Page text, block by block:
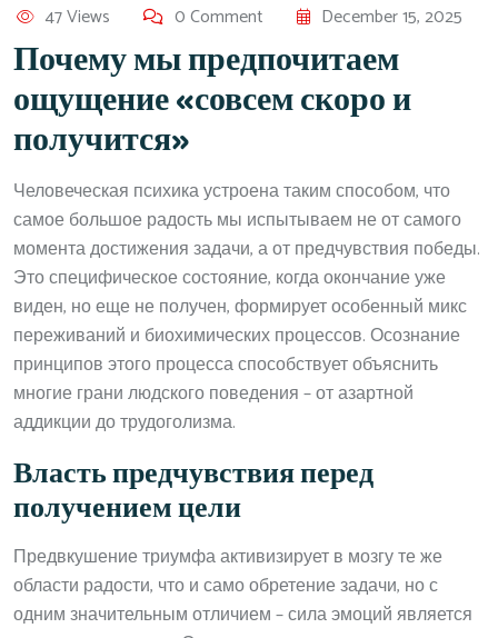
47 Views 0 Comment December 15, 2025
Почему мы предпочитаем
ощущение «совсем скоро и
получится»
Человеческая психика устроена таким способом, что
самое большое радость мы испытываем не от самого
момента достижения задачи, а от предчувствия победы.
Это специфическое состояние, когда окончание уже
виден, но еще не получен, формирует особенный микс
переживаний и биохимических процессов. Осознание
принципов этого процесса способствует объяснить
многие грани людского поведения – от азартной
аддикции до трудоголизма.
Власть предчувствия перед
получением цели
Предвкушение триумфа активизирует в мозгу те же
области радости, что и само обретение задачи, но с
одним значительным отличием – сила эмоций является